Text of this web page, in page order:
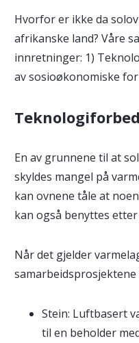
Hvorfor er ikke da
afrikanske land? Våre
innretninger: 1)
av sosioøkonomiske
En av grunnene til at
skyldes mangel på
kan ovnene tåle at
kan også benyttes
Når det gjelder
Stein: Luftbasert
til en beholder